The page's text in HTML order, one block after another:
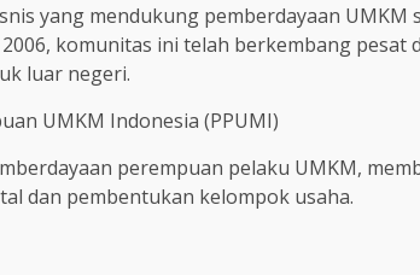
yang mendukung pemberdayaan
komunitas ini telah berkembang
luar negeri.
UMKM Indonesia (PPUMI)
perempuan pelaku UMKM,
dan pembentukan kelompok usaha.